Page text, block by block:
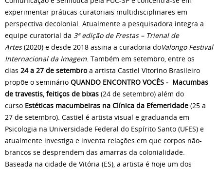
experimentar práticas curatoriais multidisciplinares em
perspectiva decolonial. Atualmente a pesquisadora integra a
equipe curatorial da 3ª edição de Frestas – Trienal de
Artes(2020) e desde 2018 assina a curadoria doValongo Festival
Internacional da Imagem. Também em setembro, entre os
dias 24 a 27 de setembroa artista Castiel Vitorino Brasileiro
propõe o seminário QUANDO ENCONTRO VOCÊS - Macumbas
de travestis, feitiços de bixas (24 de setembro) além do
curso Estéticas macumbeiras na Clínica da Efemeridade (25 a
27 de setembro). Castiel é artista visual e graduanda em
Psicologia na Universidade Federal do Espírito Santo (UFES) e
atualmente investiga e inventa relações em que corpos não-
brancos se desprendem das amarras da colonialidade.
Baseada na cidade de Vitória (ES), a artista é hoje um dos